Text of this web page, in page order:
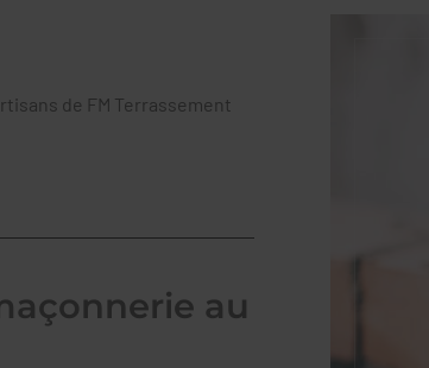
de FM Terrassement
au